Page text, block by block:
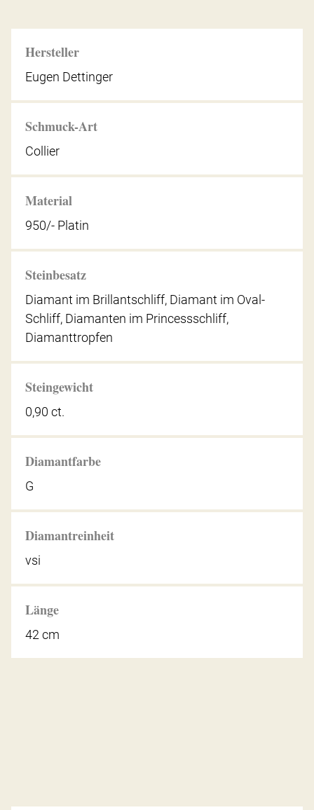
Hersteller
Eugen Dettinger
Schmuck-Art
Collier
Material
950/- Platin
Steinbesatz
Diamant im Brillantschliff, Diamant im Oval-
Schliff, Diamanten im Princessschliff,
Diamanttropfen
Steingewicht
0,90 ct.
Diamantfarbe
G
Diamantreinheit
vsi
Länge
42 cm